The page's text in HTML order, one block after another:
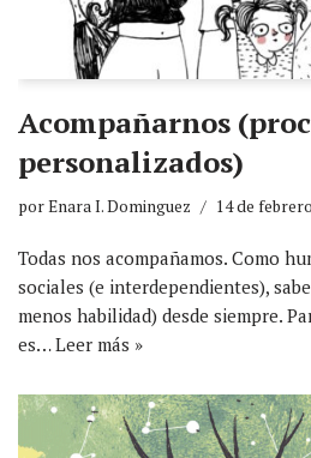
Acompañarnos
personalizados)
porEnara I. Dominguez 14 de
Todas nos acompañamos. Como
sociales (e interdependientes),
menos habilidad) desde siempre.
es…Leer más »